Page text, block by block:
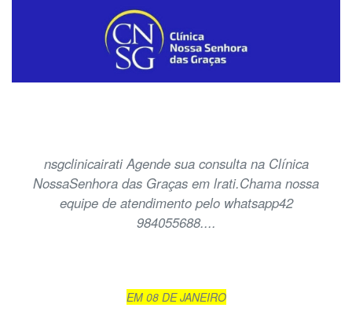
nsgclinicairati Agende sua consulta na Clínica
NossaSenhora das Graças em lrati.Chama nossa
equipe de atendimento pelo whatsapp42
984055688....
EM 08 DE JANEIRO